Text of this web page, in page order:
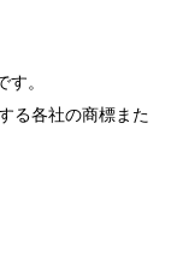
。
る各社の商標また